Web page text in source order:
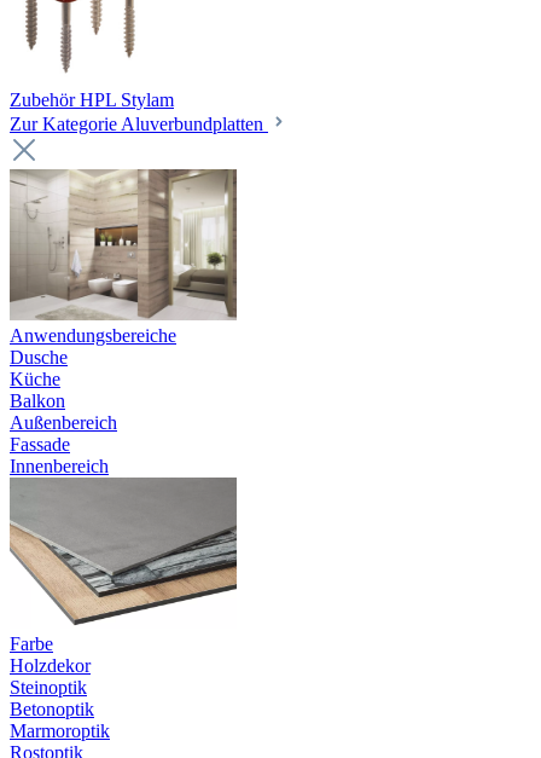
Zubehör HPL Stylam
Zur Kategorie Aluverbundplatten
Anwendungsbereiche
Dusche
Küche
Balkon
Außenbereich
Fassade
Innenbereich
Farbe
Holzdekor
Steinoptik
Betonoptik
Marmoroptik
Rostoptik